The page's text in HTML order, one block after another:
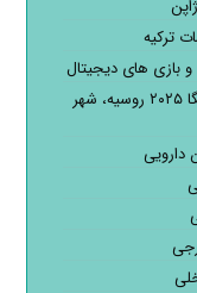
ترکیه
بازی های دیجیتال
نمایشگاه دامپروری و کشاورزی آگرو ولگا ۲۰۲۵ روسیه، شهر
دارویی